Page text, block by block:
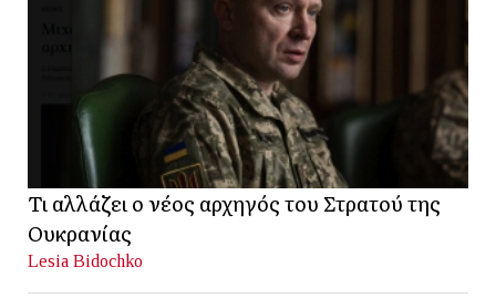
Τι αλλάζει ο νέος αρχηγός του Στρατού της
Ουκρανίας
Lesia Bidochko